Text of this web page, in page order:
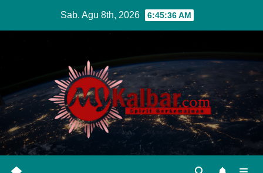
Sab. Agu 8th, 2026 6:45:38 AM